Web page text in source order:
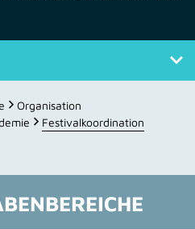
Organisation
Festivalkoordination